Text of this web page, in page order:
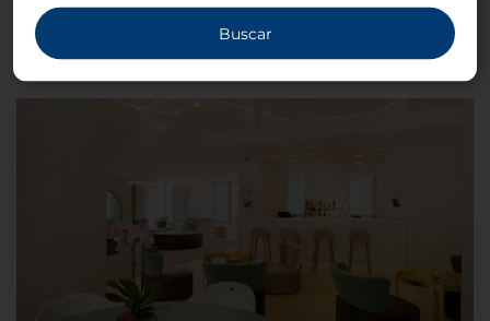
Italiana, Local
Buscar